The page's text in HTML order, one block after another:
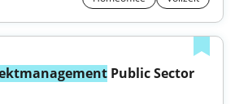
Public Sector